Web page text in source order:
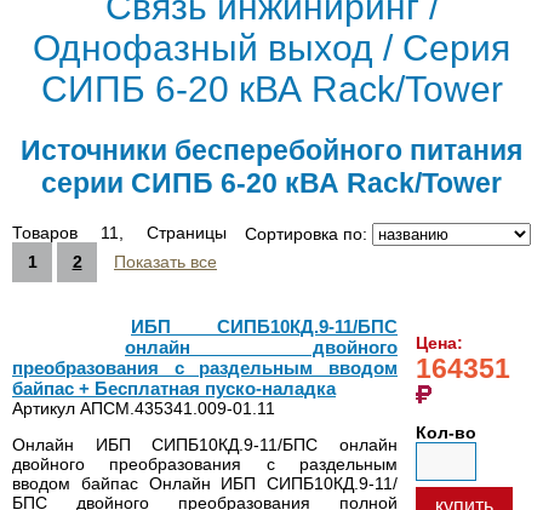
Однофазный выход / Серия
СИПБ 6-20 кВА Rack/Tower
Источники бесперебойного питания
серии СИПБ 6-20 кВА Rack/Tower
Сортировка по:
Товаров 11, Страницы
1
2 Показать все
Цена:
164351
Кол-во
купить
ИБП СИПБ10КД.9-11/БПС
онлайн двойного
преобразования с раздельным вводом
байпас + Бесплатная пуско-наладка
Артикул АПСМ.435341.009-01.11
Онлайн ИБП СИПБ10КД.9-11/БПС онлайн
двойного преобразования с раздельным
вводом байпас Онлайн ИБП СИПБ10КД.9-11/
БПС двойного преобразования полной